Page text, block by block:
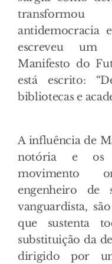
antidemocracia
escreveu um
Manifesto do
está escrito:
bibliotecas e
A influência de
notória e os
movimento
engenheiro de
vanguardista,
que sustenta
substituição da
dirigido por